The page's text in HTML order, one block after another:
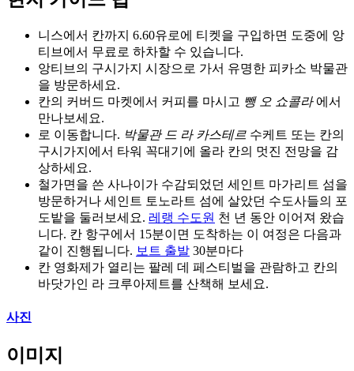
니스에서 칸까지 6.60유로에 티켓을 구입하면 도중에 앙
티브에서 무료로 하차할 수 있습니다.
앙티브의 구시가지 시장으로 가서 유명한 피카소 박물관
을 방문하세요.
칸의 커버드 마켓에서 커피를 마시고 뺑 오 쇼콜라에서
만나보세요.
로 이동합니다. 박물관 드 라 카스테르 수케트 또는 칸의
구시가지에서 타워 꼭대기에 올라 칸의 멋진 전망을 감
상하세요.
철가면을 쓴 사나이가 수감되었던 세인트 마가리트 섬을
방문하거나 세인트 토노라트 섬에 살았던 수도사들의 포
도밭을 둘러보세요. 레랭 수도원 천 년 동안 이어져 왔습
니다. 칸 항구에서 15분이면 도착하는 이 여정은 다음과
같이 진행됩니다. 보트 출발 30분마다
칸 영화제가 열리는 팔레 데 페스티벌을 관람하고 칸의
바닷가인 라 크루아제트를 산책해 보세요.
사진
이미지